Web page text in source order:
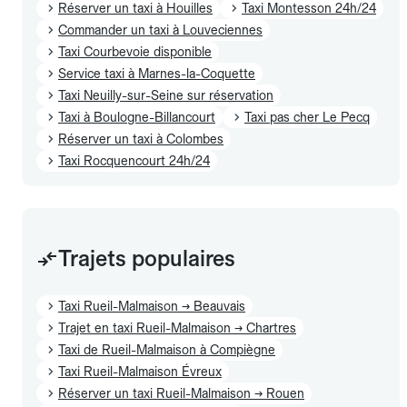
Réserver un taxi à Houilles
Taxi Montesson 24h/24
Commander un taxi à Louveciennes
Taxi Courbevoie disponible
Service taxi à Marnes-la-Coquette
Taxi Neuilly-sur-Seine sur réservation
Taxi à Boulogne-Billancourt
Taxi pas cher Le Pecq
Réserver un taxi à Colombes
Taxi Rocquencourt 24h/24
Trajets populaires
Taxi Rueil-Malmaison → Beauvais
Trajet en taxi Rueil-Malmaison → Chartres
Taxi de Rueil-Malmaison à Compiègne
Taxi Rueil-Malmaison Évreux
Réserver un taxi Rueil-Malmaison → Rouen